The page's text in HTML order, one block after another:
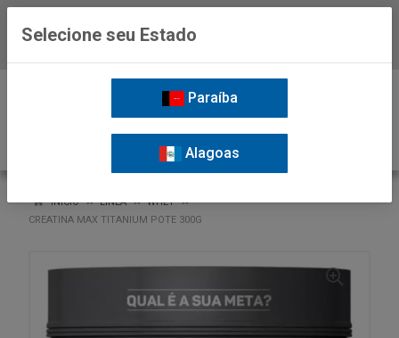
INÍCIO LINEA
WHEY
CREATINA MAX TITANIUM POTE 300G
Selecione seu Estado
Paraíba
Alagoas